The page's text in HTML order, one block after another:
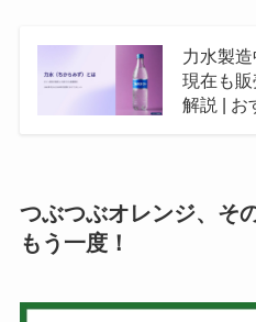
力水製
現在も
解説 | お
つぶつぶオレンジ、そ
もう一度！